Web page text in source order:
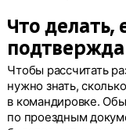
Что делать,
Чтобы рассчитать
нужно знать,
в командировке.
по проездным